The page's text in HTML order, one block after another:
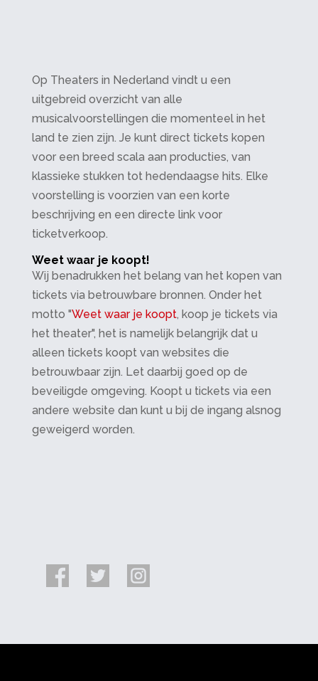
Op Theaters in Nederland vindt u een
uitgebreid overzicht van alle
musicalvoorstellingen die momenteel in het
land te zien zijn. Je kunt direct tickets kopen
voor een breed scala aan producties, van
klassieke stukken tot hedendaagse hits. Elke
voorstelling is voorzien van een korte
beschrijving en een directe link voor
ticketverkoop.
Weet waar je koopt!
Wij benadrukken het belang van het kopen van
tickets via betrouwbare bronnen. Onder het
motto "Weet waar je koopt, koop je tickets via
het theater", het is namelijk belangrijk dat u
alleen tickets koopt van websites die
betrouwbaar zijn. Let daarbij goed op de
beveiligde omgeving. Koopt u tickets via een
andere website dan kunt u bij de ingang alsnog
geweigerd worden.